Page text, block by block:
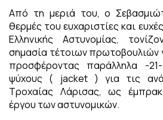
Από τη μεριά του, ο
θερμές του ευχαριστίες και
Ελληνικής Αστυνομίας,
σημασία τέτοιων πρωτοβουλιών
προσφέροντας παράλληλα -
ψύχους ( jacket ) για τις
Τροχαίας Λάρισας, ως
έργου των αστυνομικών.